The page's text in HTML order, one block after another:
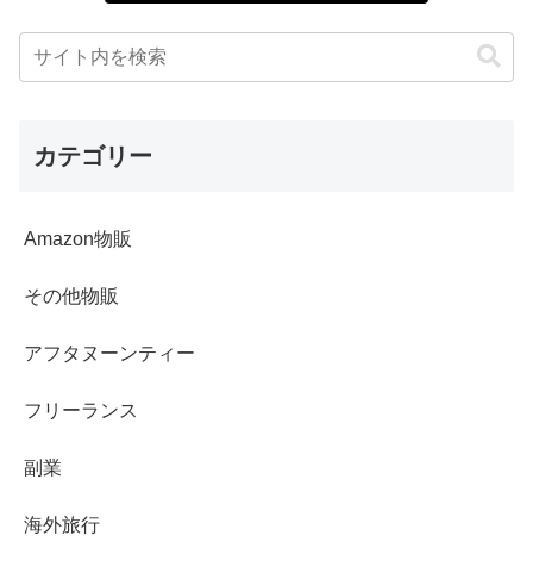
カテゴリー
Amazon物販
その他物販
アフタヌーンティー
フリーランス
副業
海外旅行